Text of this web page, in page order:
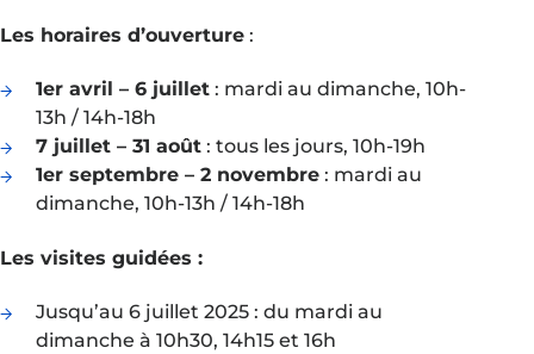
Les horaires d’ouverture :
1er avril – 6 juillet : mardi au dimanche, 10h-
13h / 14h-18h
7 juillet – 31 août : tous les jours, 10h-19h
1er septembre – 2 novembre : mardi au
dimanche, 10h-13h / 14h-18h
Les visites guidées :
Jusqu’au 6 juillet 2025 : du mardi au
dimanche à 10h30, 14h15 et 16h